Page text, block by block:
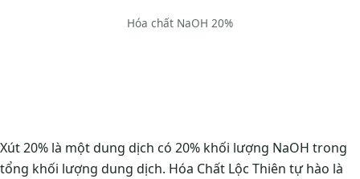
Hóa chất NaOH 20%
Xút 20% là một dung dịch có 20% khối lượng NaOH trong
tổng khối lượng dung dịch. Hóa Chất Lộc Thiên tự hào là